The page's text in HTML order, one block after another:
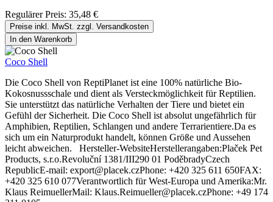
Regulärer Preis: 35,48 €
Preise inkl. MwSt. zzgl. Versandkosten
In den Warenkorb
Coco Shell
Die Coco Shell von ReptiPlanet ist eine 100% natürliche Bio-
Kokosnussschale und dient als Versteckmöglichkeit für Reptilien.
Sie unterstützt das natürliche Verhalten der Tiere und bietet ein
Gefühl der Sicherheit. Die Coco Shell ist absolut ungefährlich für
Amphibien, Reptilien, Schlangen und andere Terrarientiere.Da es
sich um ein Naturprodukt handelt, können Größe und Aussehen
leicht abweichen. Hersteller-WebsiteHerstellerangaben:Plaček Pet
Products, s.r.o.Revoluční 1381/III290 01 PoděbradyCzech
RepublicE-mail: export@placek.czPhone: +420 325 611 650FAX:
+420 325 610 077Verantwortlich für West-Europa und Amerika:Mr.
Klaus ReimuellerMail: Klaus.Reimueller@placek.czPhone: +49 174